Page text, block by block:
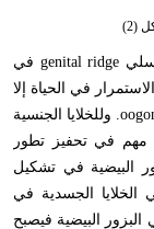
(2)
genital ridge في
في الحياة إلا
. وللخلايا الجنسية
في تحفيز تطور
البيضية في تشكيل
الخلايا الجسدية في
البيضية فيصبح